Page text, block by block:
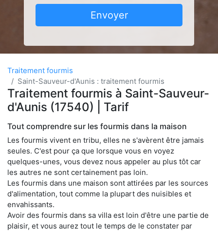
Envoyer
Traitement fourmis
Saint-Sauveur-d'Aunis : traitement fourmis
Traitement fourmis à Saint-Sauveur-
d'Aunis (17540) | Tarif
Tout comprendre sur les fourmis dans la maison
Les fourmis vivent en tribu, elles ne s'avèrent être jamais
seules. C'est pour ça que lorsque vous en voyez
quelques-unes, vous devez nous appeler au plus tôt car
les autres ne sont certainement pas loin.
Les fourmis dans une maison sont attirées par les sources
d'alimentation, tout comme la plupart des nuisibles et
envahissants.
Avoir des fourmis dans sa villa est loin d'être une partie de
plaisir, et vous aurez tout le temps de le constater par